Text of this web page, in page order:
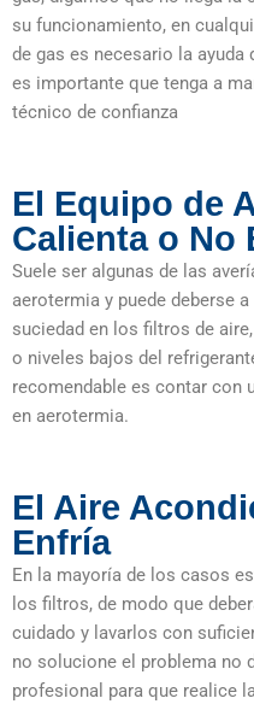
su funcionamiento, en
de gas es necesario la
es importante que tenga a
técnico de confianza
El Equipo de
Calienta o No
Suele ser algunas de las
aerotermia y puede deberse
suciedad en los filtros de
o niveles bajos del
recomendable es contar con
en aerotermia.
El Aire
Enfría
En la mayoría de los casos
los filtros, de modo que
cuidado y lavarlos con
no solucione el problema no
profesional para que realice